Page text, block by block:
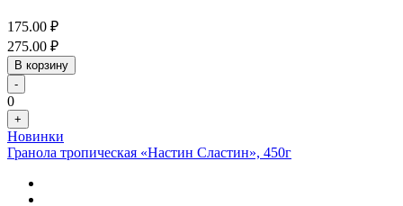
175.00 ₽
275.00 ₽
В корзину
-
0
+
Новинки
Гранола тропическая «Настин Сластин», 450г